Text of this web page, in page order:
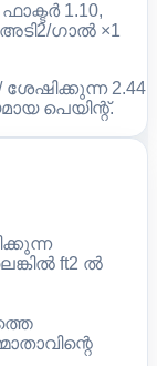
1.10,
ഗാൽ ×1
ശേഷിക്കുന്ന 2.44
പെയിന്റ്.
ft2 ൽ